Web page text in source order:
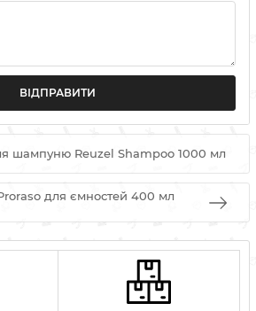
шампуню Reuzel Shampoo 1000 мл
для ємностей 400 мл